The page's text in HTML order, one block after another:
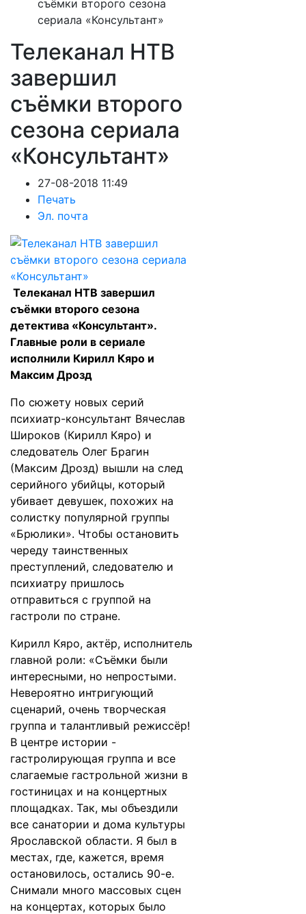
съёмки второго сезона
сериала «Консультант»
Телеканал НТВ
завершил
съёмки второго
сезона сериала
«Консультант»
27-08-2018 11:49
Печать
Эл. почта
Телеканал НТВ завершил
съёмки второго сезона
детектива «Консультант».
Главные роли в сериале
исполнили Кирилл Кяро и
Максим Дрозд
По сюжету новых серий
психиатр-консультант Вячеслав
Широков (Кирилл Кяро) и
следователь Олег Брагин
(Максим Дрозд) вышли на след
серийного убийцы, который
убивает девушек, похожих на
солистку популярной группы
«Брюлики». Чтобы остановить
череду таинственных
преступлений, следователю и
психиатру пришлось
отправиться с группой на
гастроли по стране.
Кирилл Кяро, актёр, исполнитель
главной роли: «Съёмки были
интересными, но непростыми.
Невероятно интригующий
сценарий, очень творческая
группа и талантливый режиссёр!
В центре истории -
гастролирующая группа и все
слагаемые гастрольной жизни в
гостиницах и на концертных
площадках. Так, мы объездили
все санатории и дома культуры
Ярославской области. Я был в
местах, где, кажется, время
остановилось, остались 90-е.
Снимали много массовых сцен
на концертах, которых было